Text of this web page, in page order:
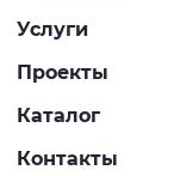
Услуги
Проекты
Каталог
Контакты